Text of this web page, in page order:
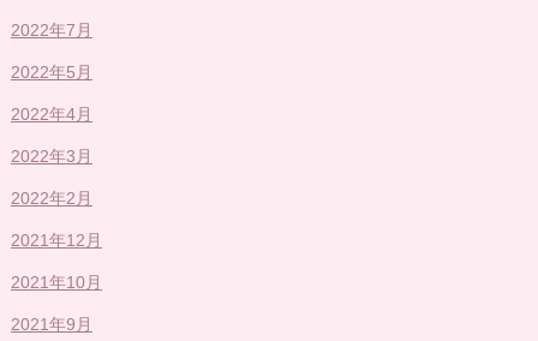
2022年7月
2022年5月
2022年4月
2022年3月
2022年2月
2021年12月
2021年10月
2021年9月